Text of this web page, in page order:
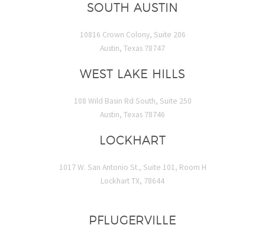
SOUTH AUSTIN
10816 Crown Colony, Suite 206
Austin, Texas 78747
WEST LAKE HILLS
108 Wild Basin Rd South, Suite 250
Austin, Texas 78746
LOCKHART
1017 W. San Antonio St., Suite 101, Room H
Lockhart TX, 78644
PFLUGERVILLE